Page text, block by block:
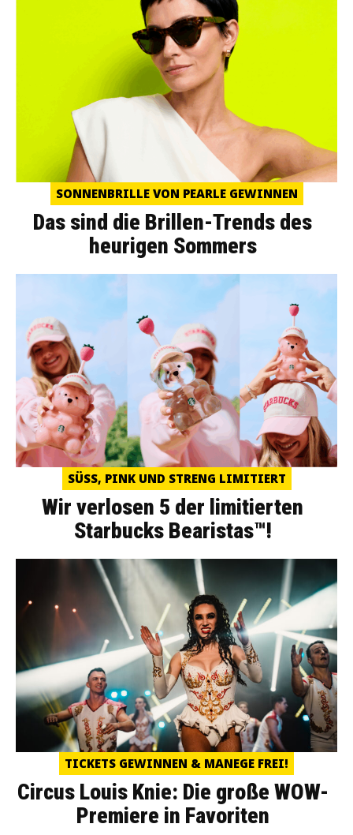
SONNENBRILLE VON PEARLE GEWINNEN
Das sind die Brillen-Trends des
heurigen Sommers
SÜSS, PINK UND STRENG LIMITIERT
Wir verlosen 5 der limitierten
Starbucks Bearistas™!
TICKETS GEWINNEN & MANEGE FREI!
Circus Louis Knie: Die große WOW-
Premiere in Favoriten